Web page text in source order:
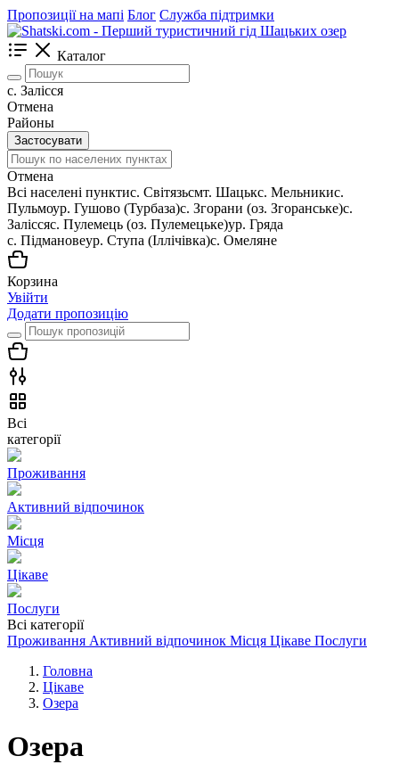
Пропозиції на мапі Блог Служба підтримки
Каталог
с. Залісся
Отмена
Районы
Застосувати
Отмена
Всі населені пунктиc. Світязьсмт. Шацькс. Мельникис.
Пульмоур. Гушово (Турбаза)с. Згорани (оз. Згоранське)с.
Заліссяс. Пулемець (оз. Пулемецьке)ур. Гряда
с. Підмановеур. Ступа (Іллічівка)с. Омеляне
Корзина
Увійти
Додати пропозицію
Всі
категорії
Проживання
Активний відпочинок
Місця
Цікаве
Послуги
Всі категорії
Проживання Активний відпочинок Місця Цікаве Послуги
Головна
Цікаве
Озера
Озера